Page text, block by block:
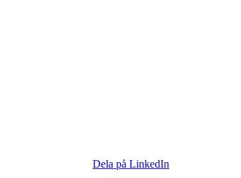
Dela på LinkedIn